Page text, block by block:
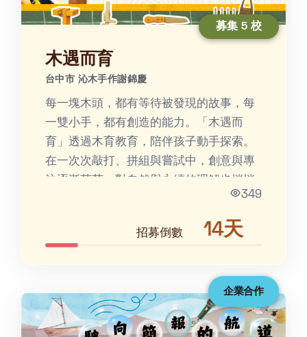
募集 5 校
木遇而育
台中市 沁木手作謝錦慶
每一塊木頭，都有等待被發現的故事，每
一雙小手，都有創造的能力。「木遇而
育」透過木育教育，陪伴孩子動手探索。
在一次次敲打、拼組與嘗試中，創意與專
349
招募倒數 14天
企業合作